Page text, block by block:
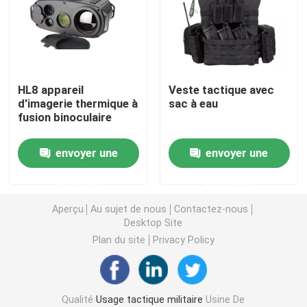
Casque ballistique tactique
Équipement à l'épreuve des balles
Sac à dos tactique militaire
Vitesse extérieure tactique
Bottes tactiques de combat
Gilet tactique de combat
HL8 appareil
d'imagerie thermique à
fusion binoculaire
envoyer une
Veste tactique avec
sac à eau
envoyer une
Aperçu Au sujet de nous
Contactez-nous
Desktop Site
Plan du site
Privacy Policy
QualitéUsage tactique militaire Usine De